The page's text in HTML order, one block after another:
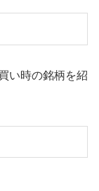
い時の銘柄を紹